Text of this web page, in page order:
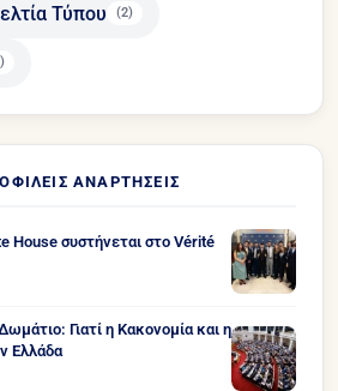
Τύπου (2)
ΑΝΑΡΤΉΣΕΙΣ
House συστήνεται στο Vérité
Γιατί η Κακονομία και η
Ελλάδα